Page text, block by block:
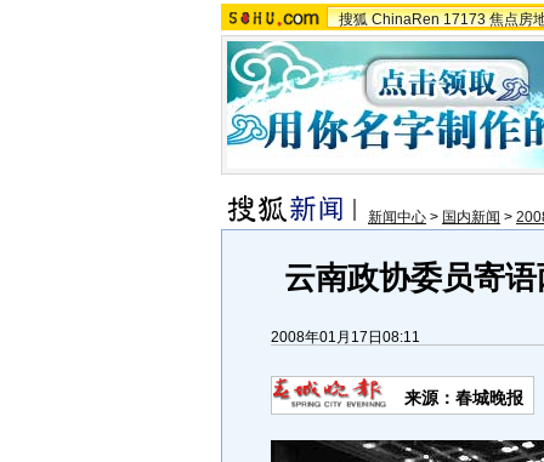
搜狐 ChinaRen 17173 焦点房
新闻中心 > 国内新闻 >
云南政协委员寄
2008年01月17日08:11
来源：春城晚报